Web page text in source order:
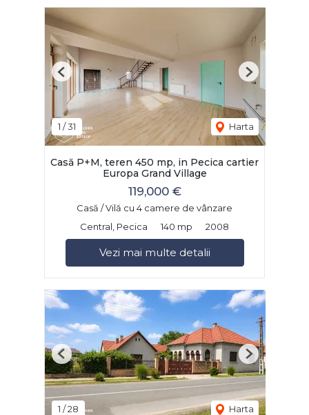
1 /31 Harta
Previous Next
Casă P+M, teren 450 mp, in Pecica cartier
Europa Grand Village
119,000 €
Casă / Vilă cu 4 camere de vânzare
Central, Pecica
140 mp 2008
Vezi mai multe detalii
1 /28 Harta
Previous Next